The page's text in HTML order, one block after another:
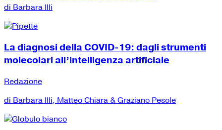
di Barbara Illi
La diagnosi della COVID-19: dagli strumenti
molecolari all’intelligenza artificiale
Redazione
di Barbara Illi, Matteo Chiara & Graziano Pesole